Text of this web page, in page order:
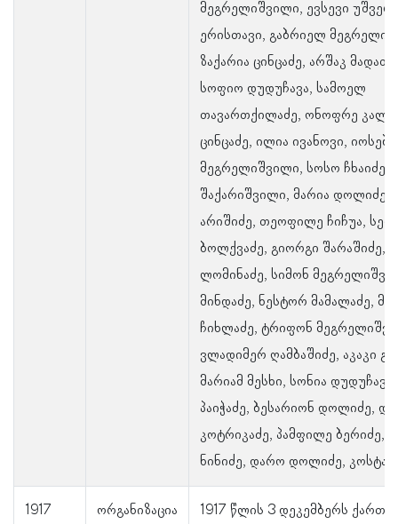
მეგრელიშვილი, ევსევი
ერისთავი, გაბრიელ
ზაქარია ცინცაძე, არშაკ
სოფიო დუდუჩავა, სამოელ
თავართქილაძე, ონოფრე
ცინცაძე, ილია ივანოვი, იოსებ
მეგრელიშვილი, სოსო ჩხაიძე,
შაქარიშვილი, მარია დოლიძე,
არიშიძე, თეოფილე ჩიჩუა,
ბოლქვაძე, გიორგი შარაშიძე,
ლომინაძე, სიმონ
მინდაძე, ნესტორ მამალაძე,
ჩიხლაძე, ტრიფონ
ვლადიმერ ღამბაშიძე, აკაკი
მარიამ მესხი, სონია
პაიჭაძე, ბესარიონ დოლიძე,
კოტრიკაძე, პამფილე ბერიძე,
ნინიძე, დარო დოლიძე, კოსტა
1917 ორგანიზაცია
1917 წლის 3 დეკემბერს